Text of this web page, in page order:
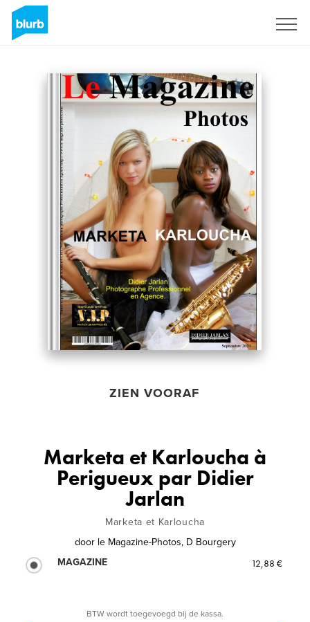
ZIEN VOORAF
Marketa et Karloucha à
Perigueux par Didier
Jarlan
Marketa et Karloucha
door le Magazine-Photos, D Bourgery
MAGAZINE
12,88 €
BTW wordt toegevoegd bij de kassa.